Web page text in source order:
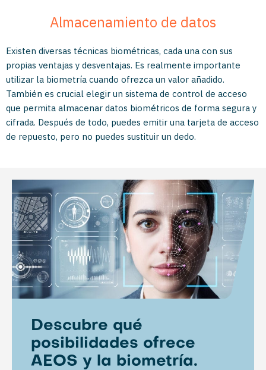
Almacenamiento de datos
Existen diversas técnicas biométricas, cada una con sus
propias ventajas y desventajas. Es realmente importante
utilizar la biometría cuando ofrezca un valor añadido.
También es crucial elegir un sistema de control de acceso
que permita almacenar datos biométricos de forma segura y
cifrada. Después de todo, puedes emitir una tarjeta de acceso
de repuesto, pero no puedes sustituir un dedo.
Descubre qué
posibilidades ofrece
AEOS y la biometría.